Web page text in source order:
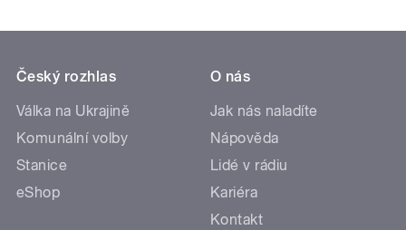
Český rozhlas
Válka na Ukrajině
Komunální volby
Stanice
eShop
O nás
Jak nás naladíte
Nápověda
Lidé v rádiu
Kariéra
Kontakt